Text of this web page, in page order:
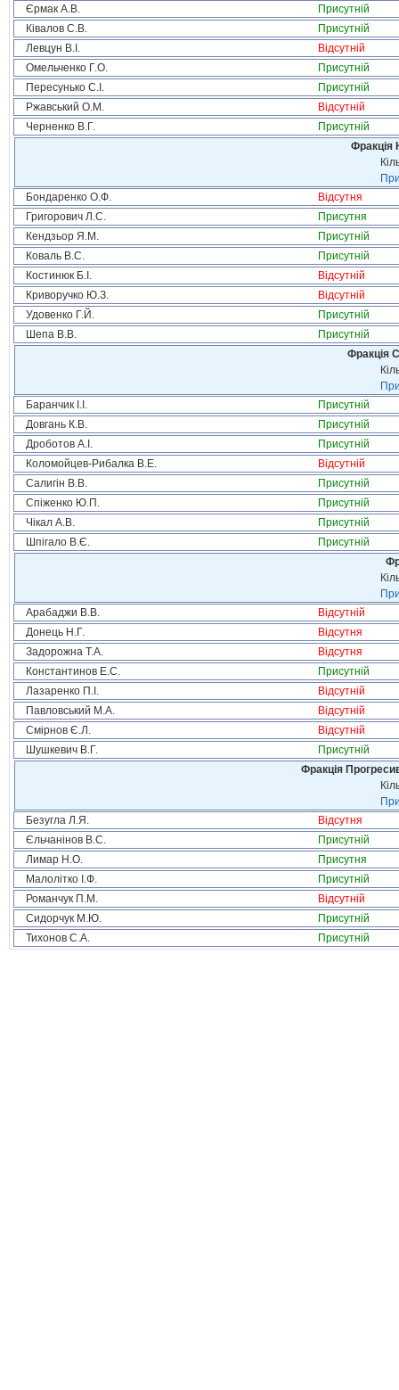
Єрмак А.В.
Присутній
Ківалов С.В.
Присутній
Левцун В.І.
Відсутній
Омельченко Г.О.
Присутній
Пересунько С.І.
Присутній
Ржавський О.М.
Відсутній
Черненко В.Г.
Присутній
Фракція
Бондаренко О.Ф.
Відсутня
Григорович Л.С.
Присутня
Кендзьор Я.М.
Присутній
Коваль В.С.
Присутній
Костинюк Б.І.
Відсутній
Криворучко Ю.З.
Відсутній
Удовенко Г.Й.
Присутній
Шепа В.В.
Присутній
Фракція
Баранчик І.І.
Присутній
Довгань К.В.
Присутній
Дроботов А.І.
Присутній
Коломойцев-Рибалка В.Е.
Відсутній
Салигін В.В.
Присутній
Спіженко Ю.П.
Присутній
Чікал А.В.
Присутній
Шпігало В.Є.
Присутній
Арабаджи В.В.
Відсутній
Донець Н.Г.
Відсутня
Задорожна Т.А.
Відсутня
Константинов Е.С.
Присутній
Лазаренко П.І.
Відсутній
Павловський М.А.
Відсутній
Смірнов Є.Л.
Відсутній
Шушкевич В.Г.
Присутній
Фракція
Безугла Л.Я.
Відсутня
Єльчанінов В.С.
Присутній
Лимар Н.О.
Присутня
Малолітко І.Ф.
Присутній
Романчук П.М.
Відсутній
Сидорчук М.Ю.
Присутній
Тихонов С.А.
Присутній